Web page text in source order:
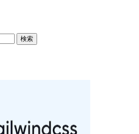
検索